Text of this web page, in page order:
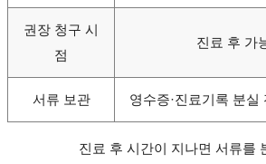
권장 청구 시
점
진료 후 가
서류 보관 영수증·진료기록 분
진료 후 시간이 지나면 서류를